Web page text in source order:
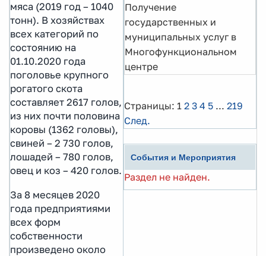
мяса (2019 год – 1040
тонн). В хозяйствах
всех категорий по
состоянию на
01.10.2020 года
поголовье крупного
рогатого скота
составляет 2617 голов,
из них почти половина
коровы (1362 головы),
свиней – 2 730 голов,
лошадей – 780 голов,
овец и коз – 420 голов.
За 8 месяцев 2020
года предприятиями
всех форм
собственности
произведено около
Получение
государственных и
муниципальных услуг в
Многофункциональном
центре
Страницы: 1 2 3 4 5 ... 219
След.
События и Мероприятия
Раздел не найден.